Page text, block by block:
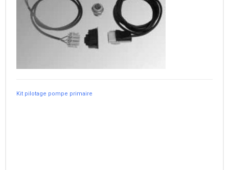
Kit pilotage pompe primaire